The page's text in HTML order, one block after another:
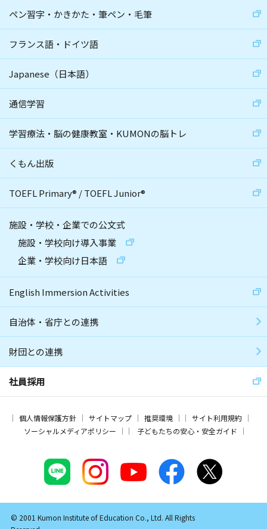
ペン習字・かきかた・筆ペン・毛筆
フランス語・ドイツ語
Japanese（日本語）
通信学習
学習療法・脳の健康教室・KUMONの脳トレ
くもん出版
TOEFL Primary® /TOEFL Junior®
施設・学校・企業での公文式
施設・学校向け導入事業
企業・学校向け日本語
English Immersion Activities
自治体・省庁との連携
財団との連携
社員採用
個人情報保護方針 サイトマップ 推奨環境
サイト利用規約
ソーシャルメディアポリシー
子どもたちの安心・安全ガイド
© 2001 Kumon Institute of Education Co., Ltd. All Rights